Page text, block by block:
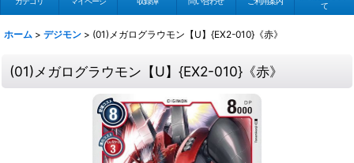
て
ホーム > デジモン > (01)メガログラウモン【U】{EX2-010}《赤》
(01)メガログラウモン【U】{EX2-010}《赤》